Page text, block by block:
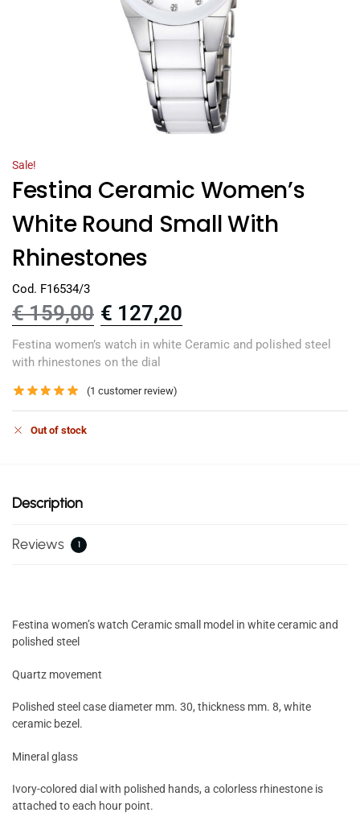
Sale!
Festina Ceramic Women’s
White Round Small With
Rhinestones
Cod. F16534/3
€159,00 € 127,20
Festina women’s watch in white Ceramic and polished steel
with rhinestones on the dial
(1 customer review)
Out of stock
Description
Reviews 1
Festina women’s watch Ceramic small model in white ceramic and
polished steel
Quartz movement
Polished steel case diameter mm. 30, thickness mm. 8, white
ceramic bezel.
Mineral glass
Ivory-colored dial with polished hands, a colorless rhinestone is
attached to each hour point.